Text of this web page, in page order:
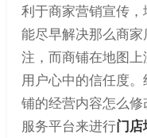
利于商家营销宣传
能尽早解决那么商
注，而商铺在地图
用户心中的信任度
铺的经营内容怎么
服务平台来进行门店